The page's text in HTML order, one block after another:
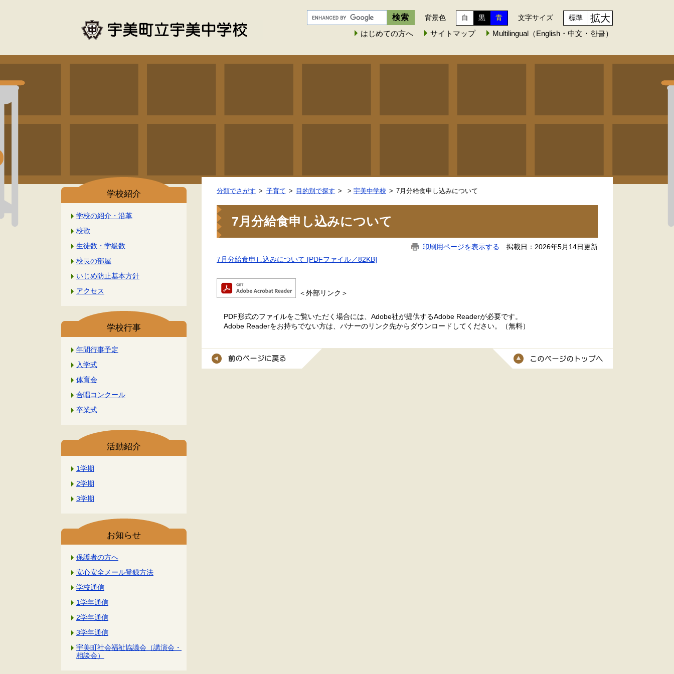
背景色 白 黒 青 文字サイズ 標準 拡大
はじめての方へ サイトマップ Multilingual（English・中文・한글）
学校紹介
学校の紹介・沿革
校歌
生徒数・学級数
校長の部屋
いじめ防止基本方針
アクセス
学校行事
年間行事予定
入学式
体育会
合唱コンクール
卒業式
活動紹介
1学期
2学期
3学期
お知らせ
保護者の方へ
安心安全メール登録方法
学校通信
1学年通信
2学年通信
3学年通信
宇美町社会福祉協議会（講演会・
相談会）
分類でさがす 子育て 目的別で探す > 宇美中学校 7月分給食申し込みについて
7月分給食申し込みについて
印刷用ページを表示する 掲載日：2026年5月14日更新
7月分給食申し込みについて [PDFファイル／82KB]
＜外部リンク＞
PDF形式のファイルをご覧いただく場合には、Adobe社が提供するAdobe Readerが必要です。
Adobe Readerをお持ちでない方は、バナーのリンク先からダウンロードしてください。（無料）